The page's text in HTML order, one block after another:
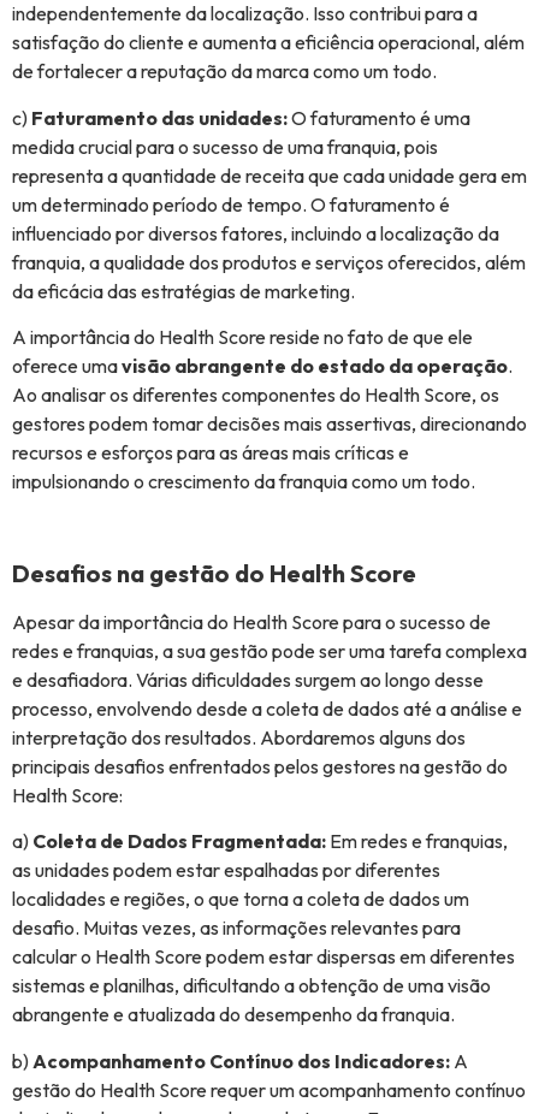
independentemente da localização. Isso contribui para a
satisfação do cliente e aumenta a eficiência operacional, além
de fortalecer a reputação da marca como um todo.
c) Faturamento das unidades:O faturamento é uma
medida crucial para o sucesso de uma franquia, pois
representa a quantidade de receita que cada unidade gera em
um determinado período de tempo. O faturamento é
influenciado por diversos fatores, incluindo a localização da
franquia, a qualidade dos produtos e serviços oferecidos, além
da eficácia das estratégias de marketing.
A importância do Health Score reside no fato de que ele
oferece umavisão abrangente do estado da operação.
Ao analisar os diferentes componentes do Health Score, os
gestores podem tomar decisões mais assertivas, direcionando
recursos e esforços para as áreas mais críticas e
impulsionando o crescimento da franquia como um todo.
Desafios na gestão do Health Score
Apesar da importância do Health Score para o sucesso de
redes e franquias, a sua gestão pode ser uma tarefa complexa
e desafiadora. Várias dificuldades surgem ao longo desse
processo, envolvendo desde a coleta de dados até a análise e
interpretação dos resultados. Abordaremos alguns dos
principais desafios enfrentados pelos gestores na gestão do
Health Score:
a) Coleta de Dados Fragmentada: Em redes e franquias,
as unidades podem estar espalhadas por diferentes
localidades e regiões, o que torna a coleta de dados um
desafio. Muitas vezes, as informações relevantes para
calcular o Health Score podem estar dispersas em diferentes
sistemas e planilhas, dificultando a obtenção de uma visão
abrangente e atualizada do desempenho da franquia.
b) Acompanhamento Contínuo dos Indicadores: A
gestão do Health Score requer um acompanhamento contínuo